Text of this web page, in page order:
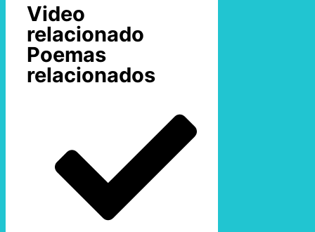
Video
relacionado
Poemas
relacionados